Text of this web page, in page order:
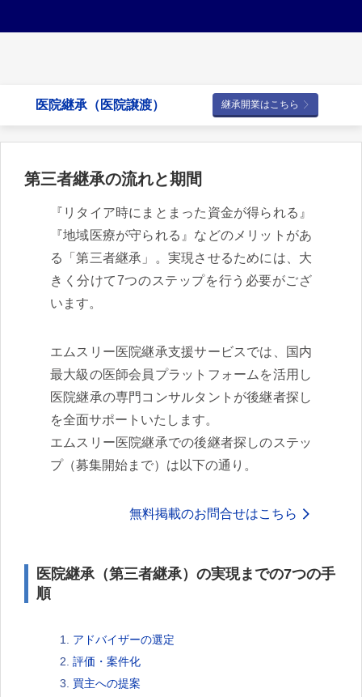
医院継承（医院譲渡） 継承開業はこちら
第三者継承の流れと期間
『リタイア時にまとまった資金が得られる』
『地域医療が守られる』などのメリットがあ
る「第三者継承」。実現させるためには、大
きく分けて7つのステップを行う必要がござ
います。
エムスリー医院継承支援サービスでは、国内
最大級の医師会員プラットフォームを活用し
医院継承の専門コンサルタントが後継者探し
を全面サポートいたします。
エムスリー医院継承での後継者探しのステッ
プ（募集開始まで）は以下の通り。
無料掲載のお問合せはこちら
医院継承（第三者継承）の実現までの7つの手
順
アドバイザーの選定
評価・案件化
買主への提案